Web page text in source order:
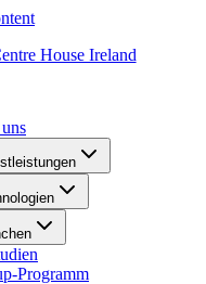
House Ireland
Programm